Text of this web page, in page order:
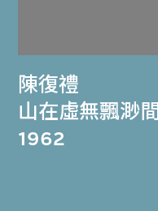
陳復禮
山在虛無飄渺間
1962